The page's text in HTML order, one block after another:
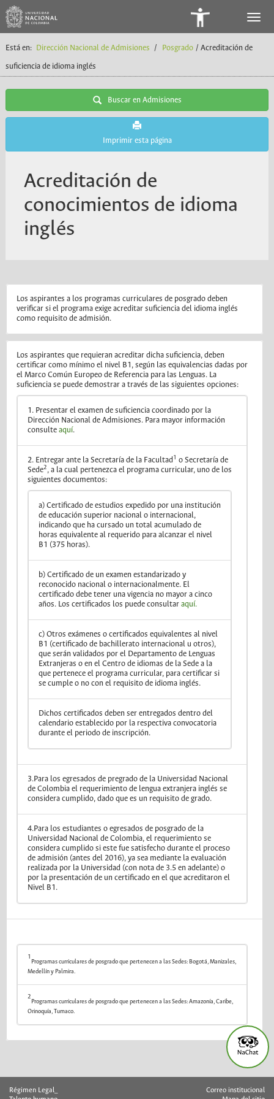
Está en: Dirección Nacional de Admisiones / Posgrado / Acreditación de
suficiencia de idioma inglés
Buscar en Admisiones
Imprimir esta página
Acreditación de
conocimientos de idioma
inglés
Los aspirantes a los programas curriculares de posgrado deben
verificar si el programa exige acreditar suficiencia del idioma inglés
como requisito de admisión.
Los aspirantes que requieran acreditar dicha suficiencia, deben
certificar como mínimo el nivel B1, según las equivalencias dadas por
el Marco Común Europeo de Referencia para las Lenguas. La
suficiencia se puede demostrar a través de las siguientes opciones:
1. Presentar el examen de suficiencia coordinado por la
Dirección Nacional de Admisiones. Para mayor información
consulte aquí.
2. Entregar ante la Secretaría de la Facultad1 o Secretaría de
Sede2, a la cual pertenezca el programa curricular, uno de los
siguientes documentos:
a) Certificado de estudios expedido por una institución
de educación superior nacional o internacional,
indicando que ha cursado un total acumulado de
horas equivalente al requerido para alcanzar el nivel
B1 (375 horas).
b) Certificado de un examen estandarizado y
reconocido nacional o internacionalmente. El
certificado debe tener una vigencia no mayor a cinco
años. Los certificados los puede consultar aquí.
c) Otros exámenes o certificados equivalentes al nivel
B1 (certificado de bachillerato internacional u otros),
que serán validados por el Departamento de Lenguas
Extranjeras o en el Centro de idiomas de la Sede a la
que pertenece el programa curricular, para certificar si
se cumple o no con el requisito de idioma inglés.
Dichos certificados deben ser entregados dentro del
calendario establecido por la respectiva convocatoria
durante el periodo de inscripción.​​​​​
3.Para los egresados de pregrado de la Universidad Nacional
de Colombia el requerimiento de lengua extranjera inglés se
considera cumplido, dado que es un requisito de grado.
4.Para los estudiantes o egresados de posgrado de la
Universidad Nacional de Colombia, el requerimiento se
considera cumplido si este fue satisfecho durante el proceso
de admisión (antes del 2016), ya sea mediante la evaluación
realizada por la Universidad (con nota de 3.5 en adelante) o
por la presentación de un certificado en el que acreditaron el
Nivel B1.
1
Programas curriculares de posgrado que pertenecen a las Sedes: Bogotá, Manizales,
Medellín y Palmira.
2
Programas curriculares de posgrado que pertenecen a las Sedes: Amazonía, Caribe,
Orinoquía, Tumaco.
Régimen Legal_
Correo institucional